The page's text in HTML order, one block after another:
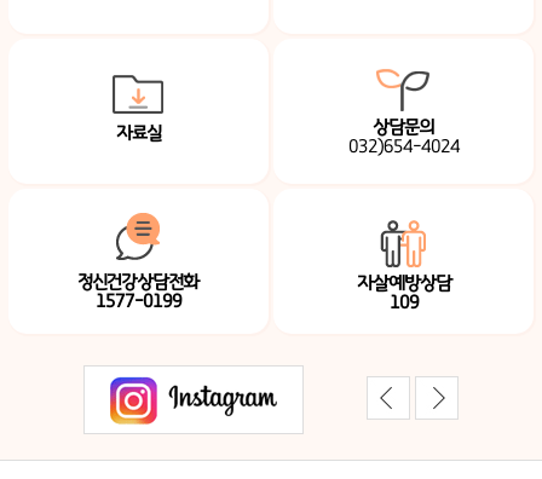
자료실
상담문의
032)654-4024
정신건강상담전화
1577-0199
자살예방상담
109